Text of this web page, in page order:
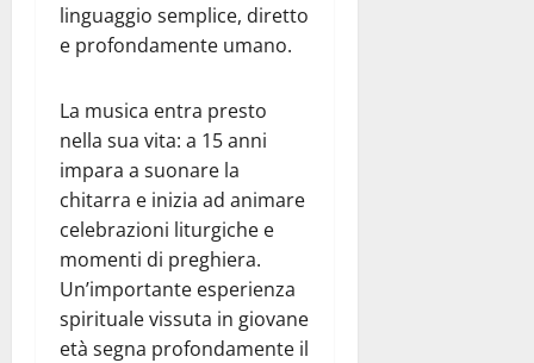
linguaggio semplice, diretto
e profondamente umano.
La musica entra presto
nella sua vita: a 15 anni
impara a suonare la
chitarra e inizia ad animare
celebrazioni liturgiche e
momenti di preghiera.
Un’importante esperienza
spirituale vissuta in giovane
età segna profondamente il